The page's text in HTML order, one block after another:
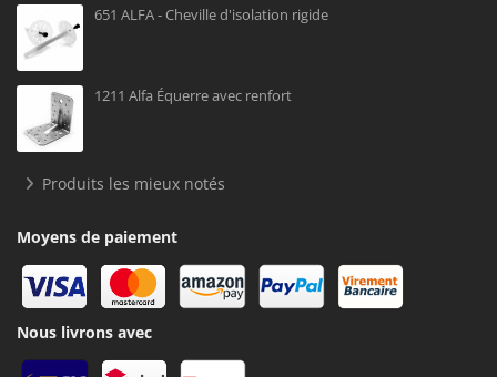
651 ALFA - Cheville d'isolation rigide
1211 Alfa Équerre avec renfort
Produits les mieux notés
Moyens de paiement
Nous livrons avec